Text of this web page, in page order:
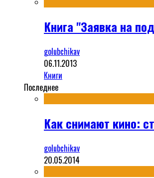
Книга "Заявка на
golubchikav
06.11.2013
Книги
Последнее
Как снимают кино:
golubchikav
20.05.2014